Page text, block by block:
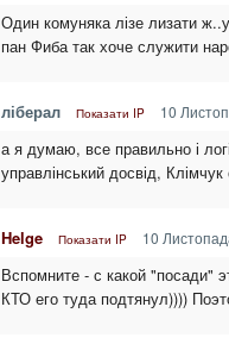
Один комуняка лізе лизати
пан Фиба так хоче служити
ліберал Показати IP 10
а я думаю, все правильно і
управлінський досвід,
Helge Показати IP 10
Вспомните - с какой "посади"
КТО его туда подтянул))))